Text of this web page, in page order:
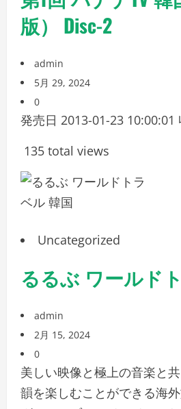
版） Disc-2
admin
5月 29, 2024
0
発売日 2013-01-23
135 total views
Uncategorized
るるぶ ワールド
admin
2月 15, 2024
0
美しい映像と極上の音楽と
韻を楽しむことができる海外